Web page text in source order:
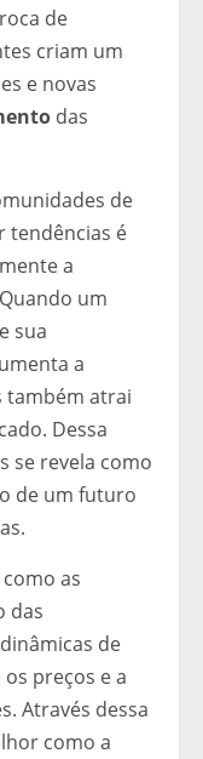
de
criam um
e novas
das
de
tendências é
a
um
sua
a
também atrai
Dessa
se revela como
de um futuro
as
das
de
preços e a
Através dessa
como a